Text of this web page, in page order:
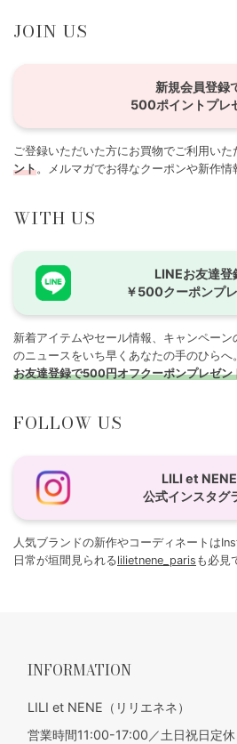
JOIN US
新規会員登録
500ポイントプレ
ご登録いただいた方にお買物でご利用いた
ント。メルマガでお得なクーポンや新作情
WITH US
LINEお友達登
￥500クーポンプ
新着アイテムやセール情報、キャンペー
のニュースをいち早くあなたの手のひらへ。
お友達登録で500円オフクーポンプレゼン
FOLLOW US
LILI et NENE
公式インスタグ
人気ブランドの新作やコーディネートは
日常が垣間見られるlilietnene_paris も必見
INFORMATION
LILI et NENE（リリエネネ）
営業時間11:00-17:00／土日祝日定休